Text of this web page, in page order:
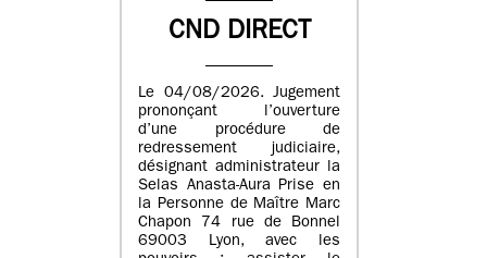
CND DIRECT
Le 04/08/2026. Jugement
prononçant l’ouverture
d’une procédure de
redressement judiciaire,
désignant administrateur la
Selas Anasta-Aura Prise en
la Personne de Maître Marc
Chapon 74 rue de Bonnel
69003 Lyon, avec les